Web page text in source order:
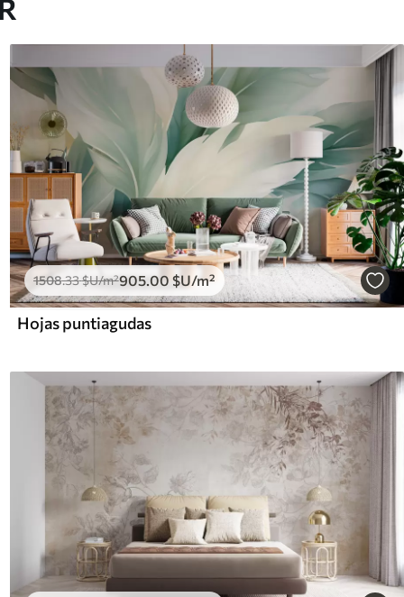
1508.33$U/m²905.00 $U/m²
Hojas puntiagudas